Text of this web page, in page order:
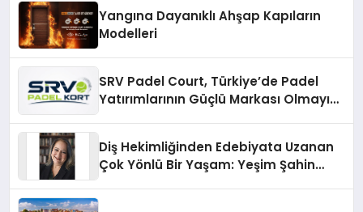
Yangına Dayanıklı Ahşap Kapıların
Modelleri
SRV Padel Court, Türkiye’de Padel
Yatırımlarının Güçlü Markası Olmayı
Diş Hekimliğinden Edebiyata Uzanan
Çok Yönlü Bir Yaşam: Yeşim Şahin